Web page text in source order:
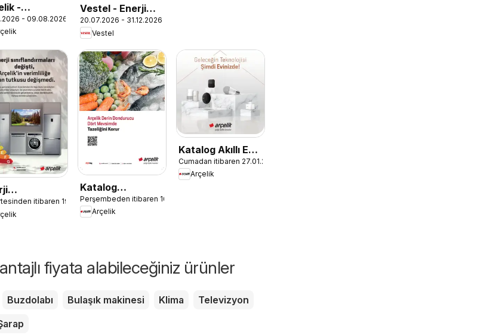
-
- 09.08.2026
Vestel - Enerji
Sınıfı Broşür
20.07.2026 - 31.12.2026
Vestel
itibaren 19.02.2024
Katalog
Dondurucu
Kullanımında Püf
Perşembeden itibaren 16.03.2023
Arçelik
Katalog Akıllı Ev
Teknolojileri
Cumadan itibaren 27.01.2023
Arçelik
fiyata alabileceğiniz ürünler
Buzdolabı Bulaşık makinesi Klima
Televizyon